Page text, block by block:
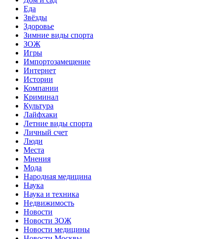
Еда
Звёзды
Здоровье
Зимние виды спорта
ЗОЖ
Игры
Импортозамещение
Интернет
Истории
Компании
Криминал
Культура
Лайфхаки
Летние виды спорта
Личный счет
Люди
Места
Мнения
Мода
Народная медицина
Наука
Наука и техника
Недвижимость
Новости
Новости ЗОЖ
Новости медицины